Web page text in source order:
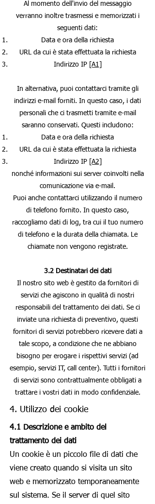
Al momento dell'invio del messaggio
verranno inoltre trasmessi e memorizzati i
seguenti dati:
Data e ora della richiesta
URL da cui è stata effettuata la richiesta
Indirizzo IP
[A1]
In alternativa, puoi contattarci tramite gli
indirizzi e-mail forniti. In questo caso, i dati
personali che ci trasmetti tramite e-mail
saranno conservati. Questi includono:
Data e ora della richiesta
URL da cui è stata effettuata la richiesta
Indirizzo IP
[A2]
nonché informazioni sui server coinvolti nella
comunicazione via e-mail.
Puoi anche contattarci utilizzando il numero
di telefono fornito. In questo caso,
raccogliamo dati di log, tra cui il tuo numero
di telefono e la durata della chiamata. Le
chiamate non vengono registrate.
3.2 Destinatari dei dati
Il nostro sito web è gestito da fornitori di
servizi che agiscono in qualità di nostri
responsabili del trattamento dei dati. Se ci
inviate una richiesta di preventivo, questi
fornitori di servizi potrebbero ricevere dati a
tale scopo, a condizione che ne abbiano
bisogno per erogare i rispettivi servizi (ad
esempio, servizi IT, call center). Tutti i fornitori
di servizi sono contrattualmente obbligati a
trattare i vostri dati in modo confidenziale.
4. Utilizzo dei cookie
4.1 Descrizione e ambito del
trattamento dei dati
Un cookie è un piccolo file di dati che
viene creato quando si visita un sito
web e memorizzato temporaneamente
sul sistema. Se il server di quel sito